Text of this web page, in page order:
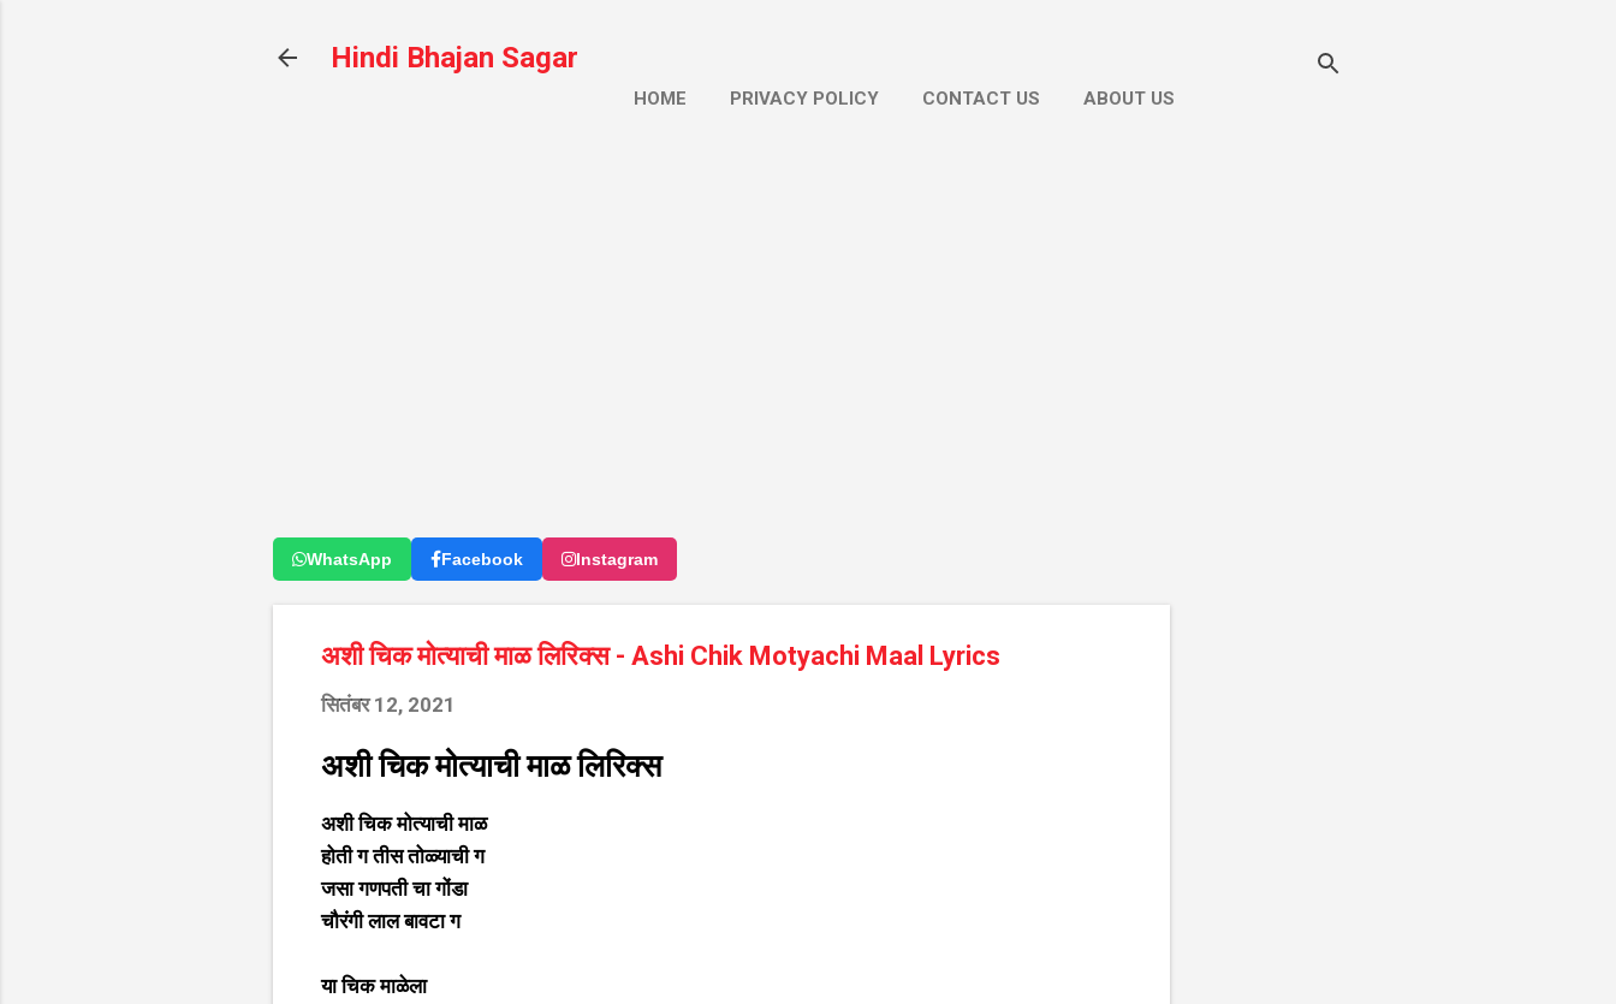
Hindi Bhajan Sagar
HOME PRIVACY POLICY CONTACT US ABOUT US
WhatsApp Facebook Instagram
अशी चिक मोत्याची माळ लिरिक्स - Ashi Chik Motyachi Maal Lyrics
सितंबर 12, 2021
अशी चिक मोत्याची माळ लिरिक्स
अशी चिक मोत्याची माळ
होती ग तीस तोळ्याची ग
जसा गणपती चा गोंडा
चौरंगी लाल बावटा ग
या चिक माळेला